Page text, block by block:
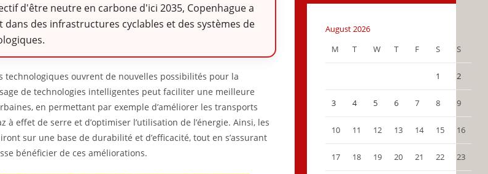
d'être neutre en carbone d'ici 2035, Copenhague a
dans des infrastructures cyclables et des systèmes de
technologiques ouvrent de nouvelles possibilités pour la
de technologies intelligentes peut faciliter une meilleure
en permettant par exemple d’améliorer les transports
à effet de serre et d’optimiser l’utilisation de l’énergie. Ainsi, les
sur une base de durabilité et d’efficacité, tout en s’assurant
bénéficier de ces améliorations.
August 2026
M
T W T F S S
1 2
3 4 5 6 7 8 9
10 11 12 13 14 15 16
17 18 19 20 21 22 23